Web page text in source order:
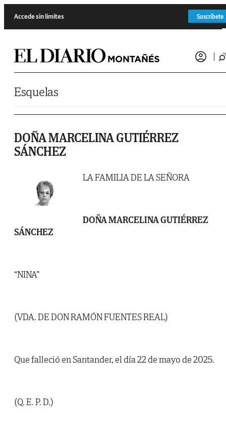
Accede sin límites Suscríbete
Esquelas
DOÑA MARCELINA GUTIÉRREZ
SÁNCHEZ
LA FAMILIA DE LA SEÑORA
DOÑA MARCELINA GUTIÉRREZ
SÁNCHEZ
“NINA”
(VDA. DE DON RAMÓN FUENTES REAL)
Que falleció en Santander, el día 22 de mayo de 2025.
(Q. E. P. D.)